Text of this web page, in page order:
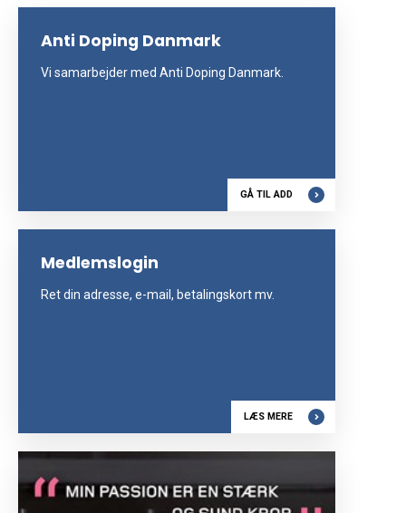
Anti Doping Danmark
Vi samarbejder med Anti Doping Danmark.
GÅ TIL ADD
Medlemslogin
Ret din adresse, e-mail, betalingskort mv.
LÆS MERE